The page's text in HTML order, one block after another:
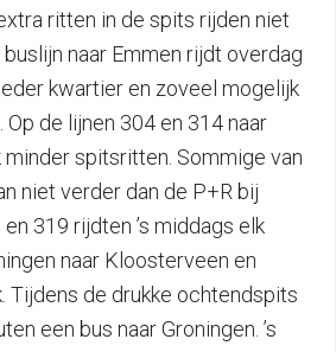
ritten in de spits rijden niet
naar Emmen rijdt overdag
kwartier en zoveel mogelijk
de lijnen 304 en 314 naar
spitsritten. Sommige van
niet verder dan de P+R bij
319 rijdten ’s middags elk
naar Kloosterveen en
Tijdens de drukke ochtendspits
een bus naar Groningen. ’s